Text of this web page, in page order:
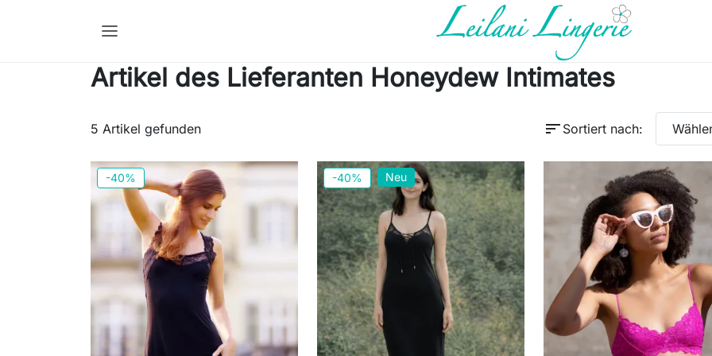
Artikel des Lieferanten Honeydew Intimates
5 Artikel gefunden sort Sortiert nach:
-40% -40% Neu